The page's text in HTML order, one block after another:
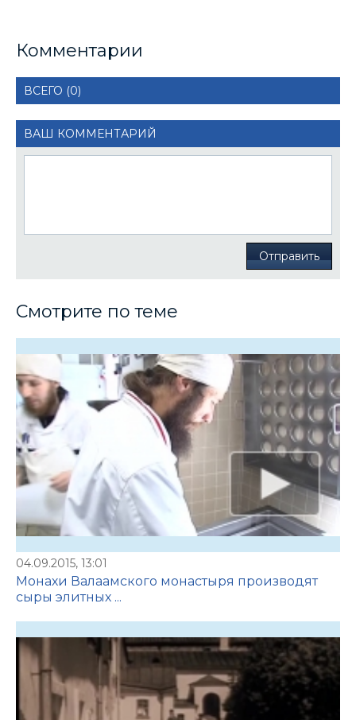
Комментарии
ВСЕГО (0)
ВАШ КОММЕНТАРИЙ
Отправить
Смотрите по теме
04.09.2015, 13:01
Монахи Валаамского монастыря производят
сыры элитных ...